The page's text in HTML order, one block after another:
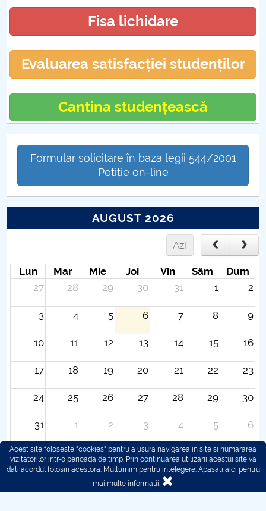
Fisa lichidare
Evaluarea satisfacției studenților
Cantina studențească
Formular solicitare în baza legii 544/2001
Petiție on-line
AUGUST 2026
Azi
Lun Mar Mie Joi Vin Sâm
Dum
27
28 29 30 31 1 2
3 4 5 6 7 8 9
10 11 12 13 14 15 16
17 18 19 20 21 22 23
24 25 26 27 28 29 30
31 1 2 3 4 5 6
Acest site foloseste "cookies" pentru a usura navigarea in site si numararea
vizitatorilor intr-o perioada de timp. Prin continuarea utilizarii acestui site va
dati acordul folosiri acestora. Multumim pentru intelegere. Apasati aici pentru
mai multe informatii.